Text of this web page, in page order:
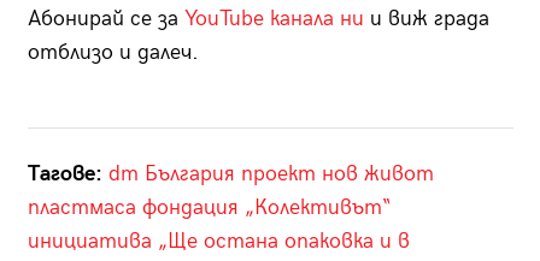
Абонирай се за YouTube канала ни и виж града
отблизо и далеч.
Тагове: dm България проект нов живот
пластмаса фондация „Колективът“
инициатива „Ще остана опаковка и в